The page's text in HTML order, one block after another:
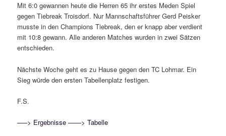
Mit 6:0 gewannen heute die Herren 65 ihr erstes Meden Spiel
gegen Tiebreak Troisdorf. Nur Mannschaftsführer Gerd Peisker
musste in den Champions Tiebreak, den er knapp aber verdient
mit 10:8 gewann. Alle anderen Matches wurden in zwei Sätzen
entschieden.
Nächste Woche geht es zu Hause gegen den TC Lohmar. Ein
Sieg würde den ersten Tabellenplatz festigen.
F.S.
—–> Ergebnisse ——> Tabelle